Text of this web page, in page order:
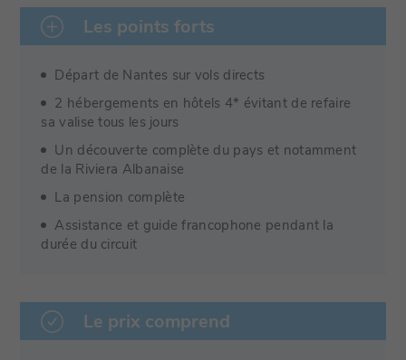
Les points forts
Départ de Nantes sur vols directs
2 hébergements en hôtels 4* évitant de refaire
sa valise tous les jours
Un découverte complète du pays et notamment
de la Riviera Albanaise
La pension complète
Assistance et guide francophone pendant la
durée du circuit
Le prix comprend